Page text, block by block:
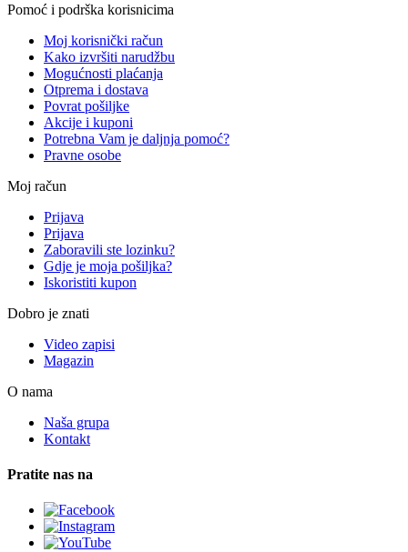
Pomoć i podrška korisnicima
Moj korisnički račun
Kako izvršiti narudžbu
Mogućnosti plaćanja
Otprema i dostava
Povrat pošiljke
Akcije i kuponi
Potrebna Vam je daljnja pomoć?
Pravne osobe
Moj račun
Prijava
Prijava
Zaboravili ste lozinku?
Gdje je moja pošiljka?
Iskoristiti kupon
Dobro je znati
Video zapisi
Magazin
O nama
Naša grupa
Kontakt
Pratite nas na